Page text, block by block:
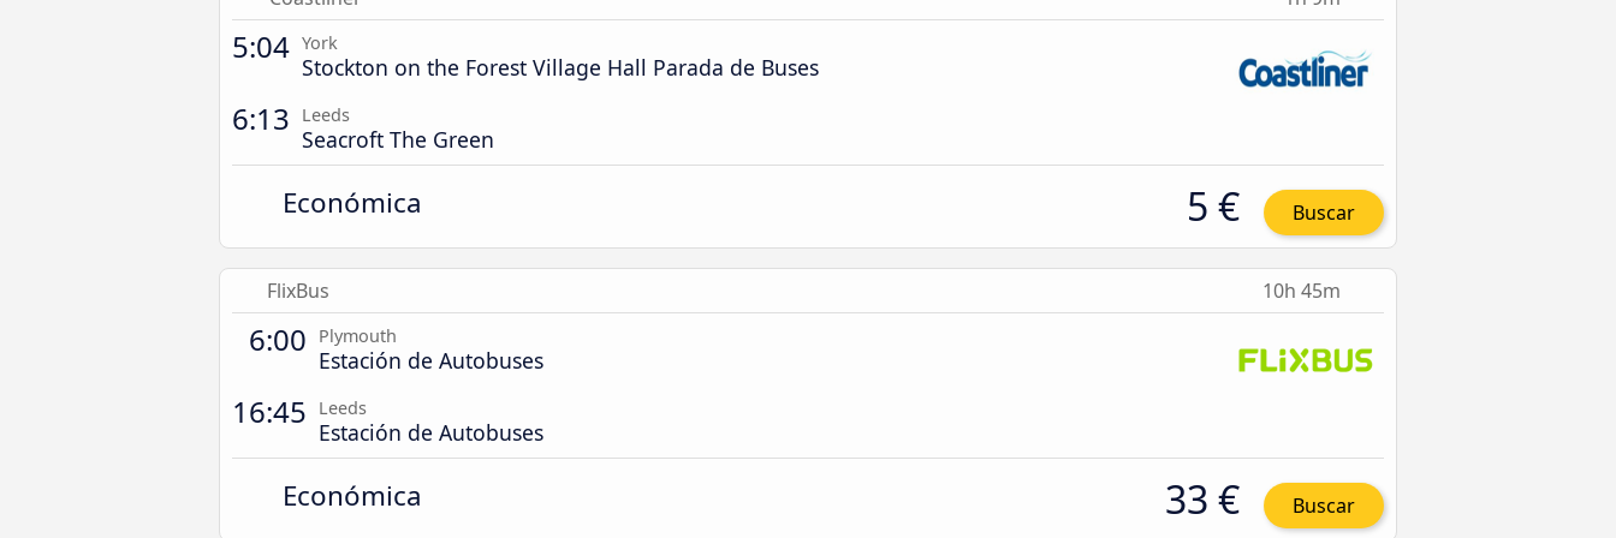
5:04 York
Stockton on the Forest Village Hall Parada de Buses
6:13 Leeds
Seacroft The Green
Económica 5 € Buscar
FlixBus 10h 45m
6:00 Plymouth
Estación de Autobuses
16:45 Leeds
Estación de Autobuses
Económica 33 € Buscar